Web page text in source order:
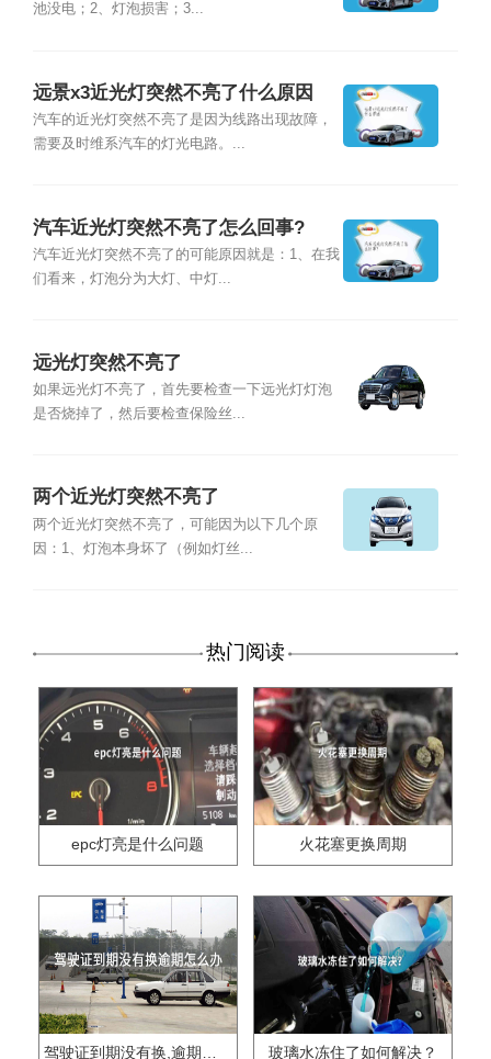
池没电；2、灯泡损害；3...
远景x3近光灯突然不亮了什么原因
汽车的近光灯突然不亮了是因为线路出现故障，
需要及时维系汽车的灯光电路。...
汽车近光灯突然不亮了怎么回事?
汽车近光灯突然不亮了的可能原因就是：1、在我
们看来，灯泡分为大灯、中灯...
远光灯突然不亮了
如果远光灯不亮了，首先要检查一下远光灯灯泡
是否烧掉了，然后要检查保险丝...
两个近光灯突然不亮了
两个近光灯突然不亮了，可能因为以下几个原
因：1、灯泡本身坏了（例如灯丝...
热门阅读
epc灯亮是什么问题 火花塞更换周期
玻璃水冻住了如何解决？